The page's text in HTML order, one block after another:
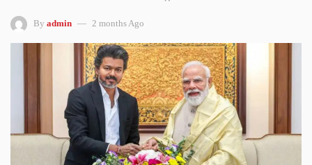
By admin 2 months Ago